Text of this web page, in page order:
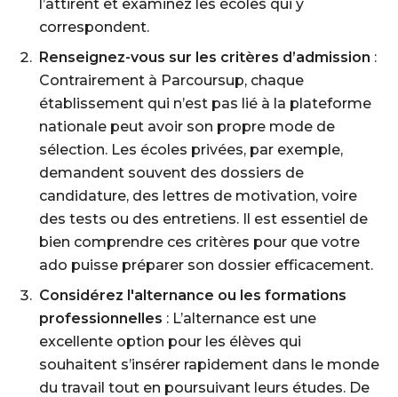
l’attirent et examinez les écoles qui y
correspondent.
Renseignez-vous sur les critères d’admission :
Contrairement à Parcoursup, chaque
établissement qui n’est pas lié à la plateforme
nationale peut avoir son propre mode de
sélection. Les écoles privées, par exemple,
demandent souvent des dossiers de
candidature, des lettres de motivation, voire
des tests ou des entretiens. Il est essentiel de
bien comprendre ces critères pour que votre
ado puisse préparer son dossier efficacement.
Considérez l'alternance ou les formations
professionnelles : L’alternance est une
excellente option pour les élèves qui
souhaitent s’insérer rapidement dans le monde
du travail tout en poursuivant leurs études. De